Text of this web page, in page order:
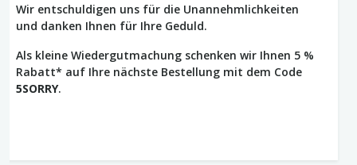
Wir entschuldigen uns für die Unannehmlichkeiten
und danken Ihnen für Ihre Geduld.
Als kleine Wiedergutmachung schenken wir Ihnen 5 %
Rabatt* auf Ihre nächste Bestellung mit dem Code
5SORRY.